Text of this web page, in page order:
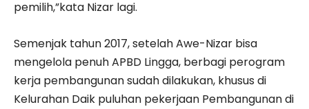
pemilih,”kata Nizar lagi.
Semenjak tahun 2017, setelah Awe-Nizar bisa
mengelola penuh APBD Lingga, berbagi perogram
kerja pembangunan sudah dilakukan, khusus di
Kelurahan Daik puluhan pekerjaan Pembangunan di